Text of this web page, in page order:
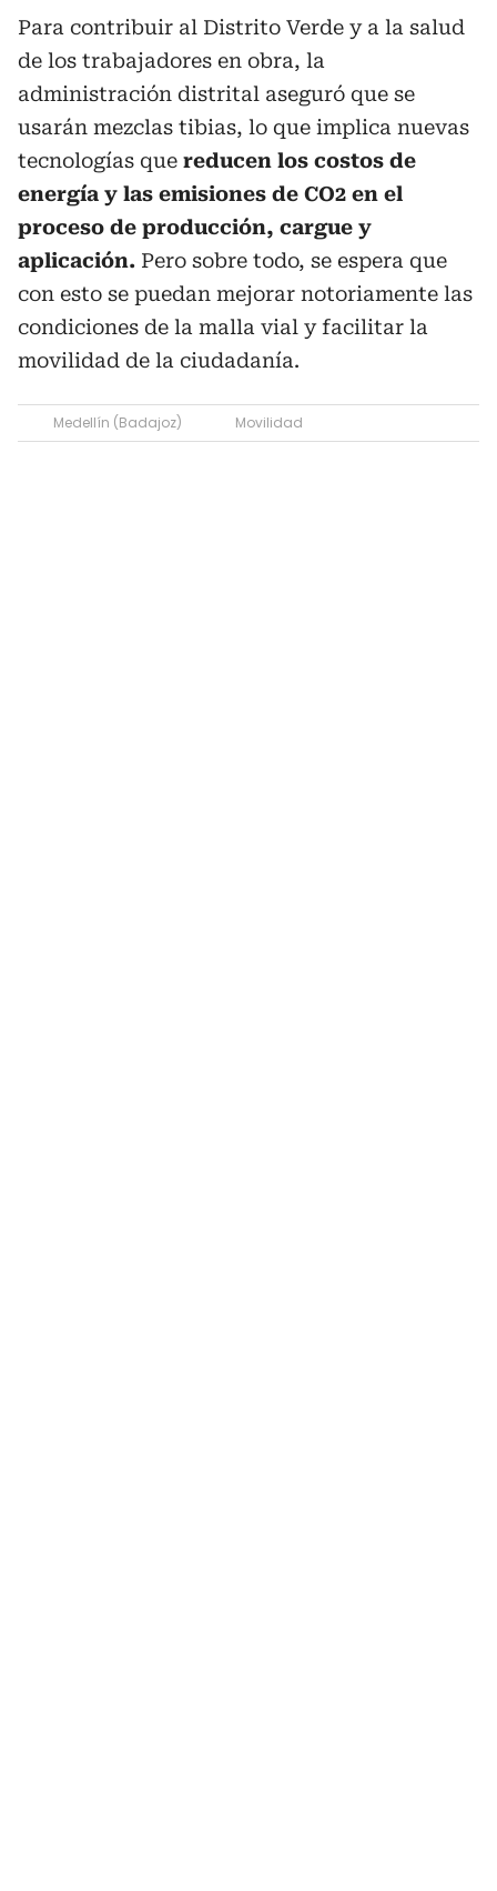
Para contribuir al Distrito Verde y a la salud
de los trabajadores en obra, la
administración distrital aseguró que se
usarán mezclas tibias, lo que implica nuevas
tecnologías que reducen los costos de
energía y las emisiones de CO2 en el
proceso de producción, cargue y
aplicación. Pero sobre todo, se espera que
con esto se puedan mejorar notoriamente las
condiciones de la malla vial y facilitar la
movilidad de la ciudadanía.
Medellín (Badajoz) Movilidad